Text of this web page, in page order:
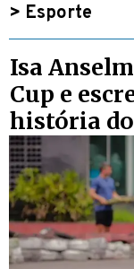
> Esporte
Isa
Cup e
história